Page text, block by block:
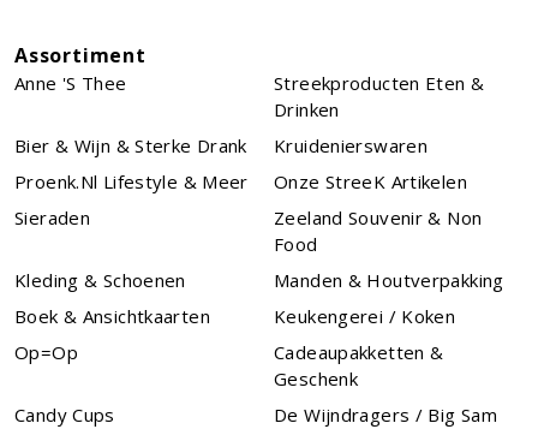
Assortiment
Anne 's Thee
Streekproducten Eten &
Drinken
Bier & Wijn & Sterke Drank
Kruidenierswaren
Proenk.nl Lifestyle & Meer
Onze StreeK Artikelen
Sieraden
Zeeland Souvenir & Non
Food
Kleding & Schoenen
Manden & Houtverpakking
Boek & Ansichtkaarten
Keukengerei / Koken
Op=Op
Cadeaupakketten &
Geschenk
Candy Cups
De Wijndragers / Big Sam